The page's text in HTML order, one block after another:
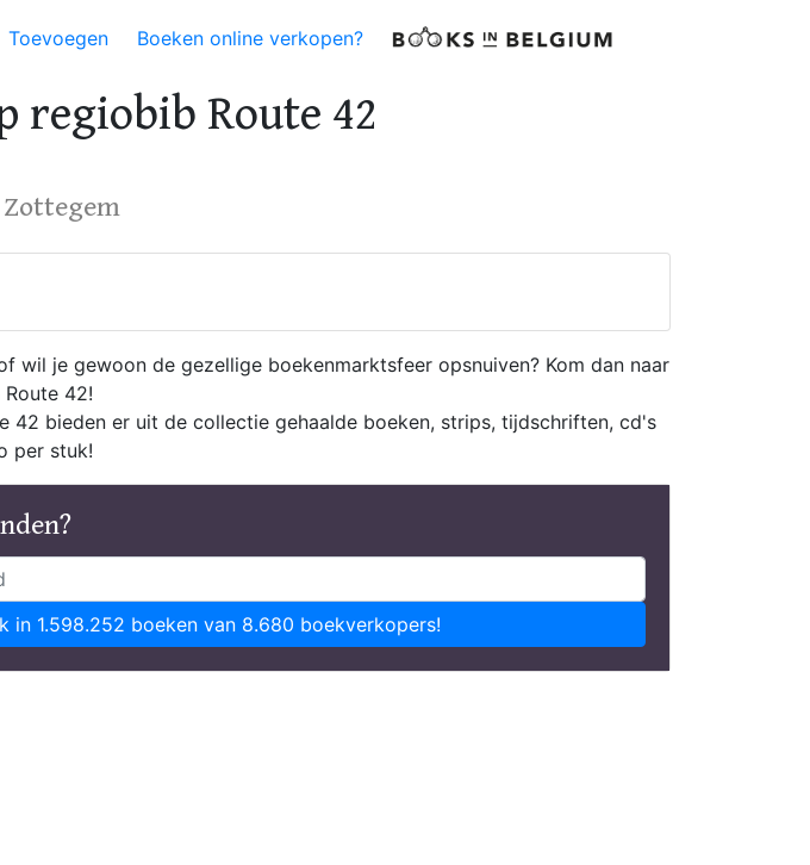
Toevoegen Boeken online verkopen?
regiobib Route 42
wil je gewoon de gezellige boekenmarktsfeer opsnuiven? Kom dan naar
42!
42 bieden er uit de collectie gehaalde boeken, strips, tijdschriften, cd's
per stuk!
in 1.598.252 boeken van 8.680 boekverkopers!